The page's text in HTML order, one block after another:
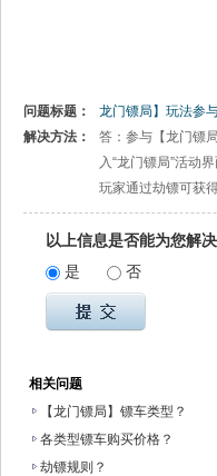
问题标题：
龙门镖局】玩法参
解决方法：
答：参与【龙门镖
入“龙门镖局”活动
玩家通过劫镖可获
以上信息是否能为您解
是
否
相关问题
【龙门镖局】镖车类型？
各类型镖车购买价格？
劫镖规则？